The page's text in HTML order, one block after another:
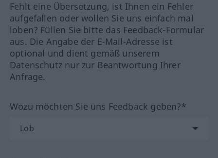
Fehlt eine Übersetzung, ist Ihnen ein Fehler
aufgefallen oder wollen Sie uns einfach mal
loben? Füllen Sie bitte das Feedback-Formular
aus. Die Angabe der E-Mail-Adresse ist
optional und dient gemäß unserem
Datenschutz nur zur Beantwortung Ihrer
Anfrage.
Wozu möchten Sie uns Feedback geben?*